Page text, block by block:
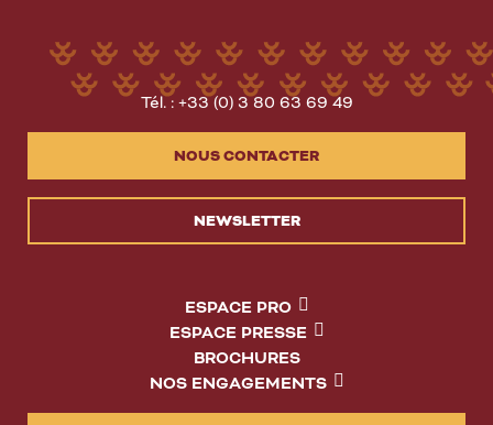
Tél. : +33 (0) 3 80 63 69 49
NOUS CONTACTER
NEWSLETTER
ESPACE PRO
ESPACE PRESSE
BROCHURES
NOS ENGAGEMENTS